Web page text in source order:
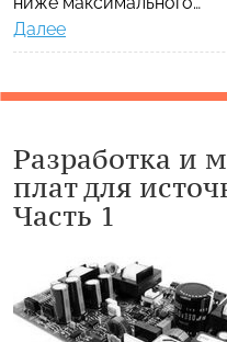
Далее
Разработка и
плат для
Часть 1